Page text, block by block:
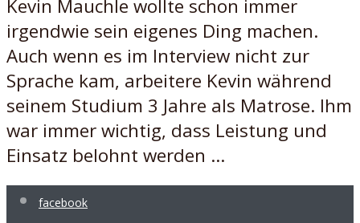
Kevin Mauchle wollte schon immer
irgendwie sein eigenes Ding machen.
Auch wenn es im Interview nicht zur
Sprache kam, arbeitere Kevin während
seinem Studium 3 Jahre als Matrose. Ihm
war immer wichtig, dass Leistung und
Einsatz belohnt werden ...
facebook